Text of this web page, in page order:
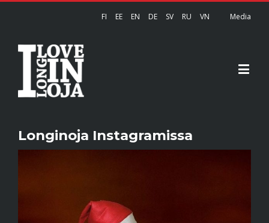
FI EE EN DE SV RU VN Media
Longinoja Instagramissa